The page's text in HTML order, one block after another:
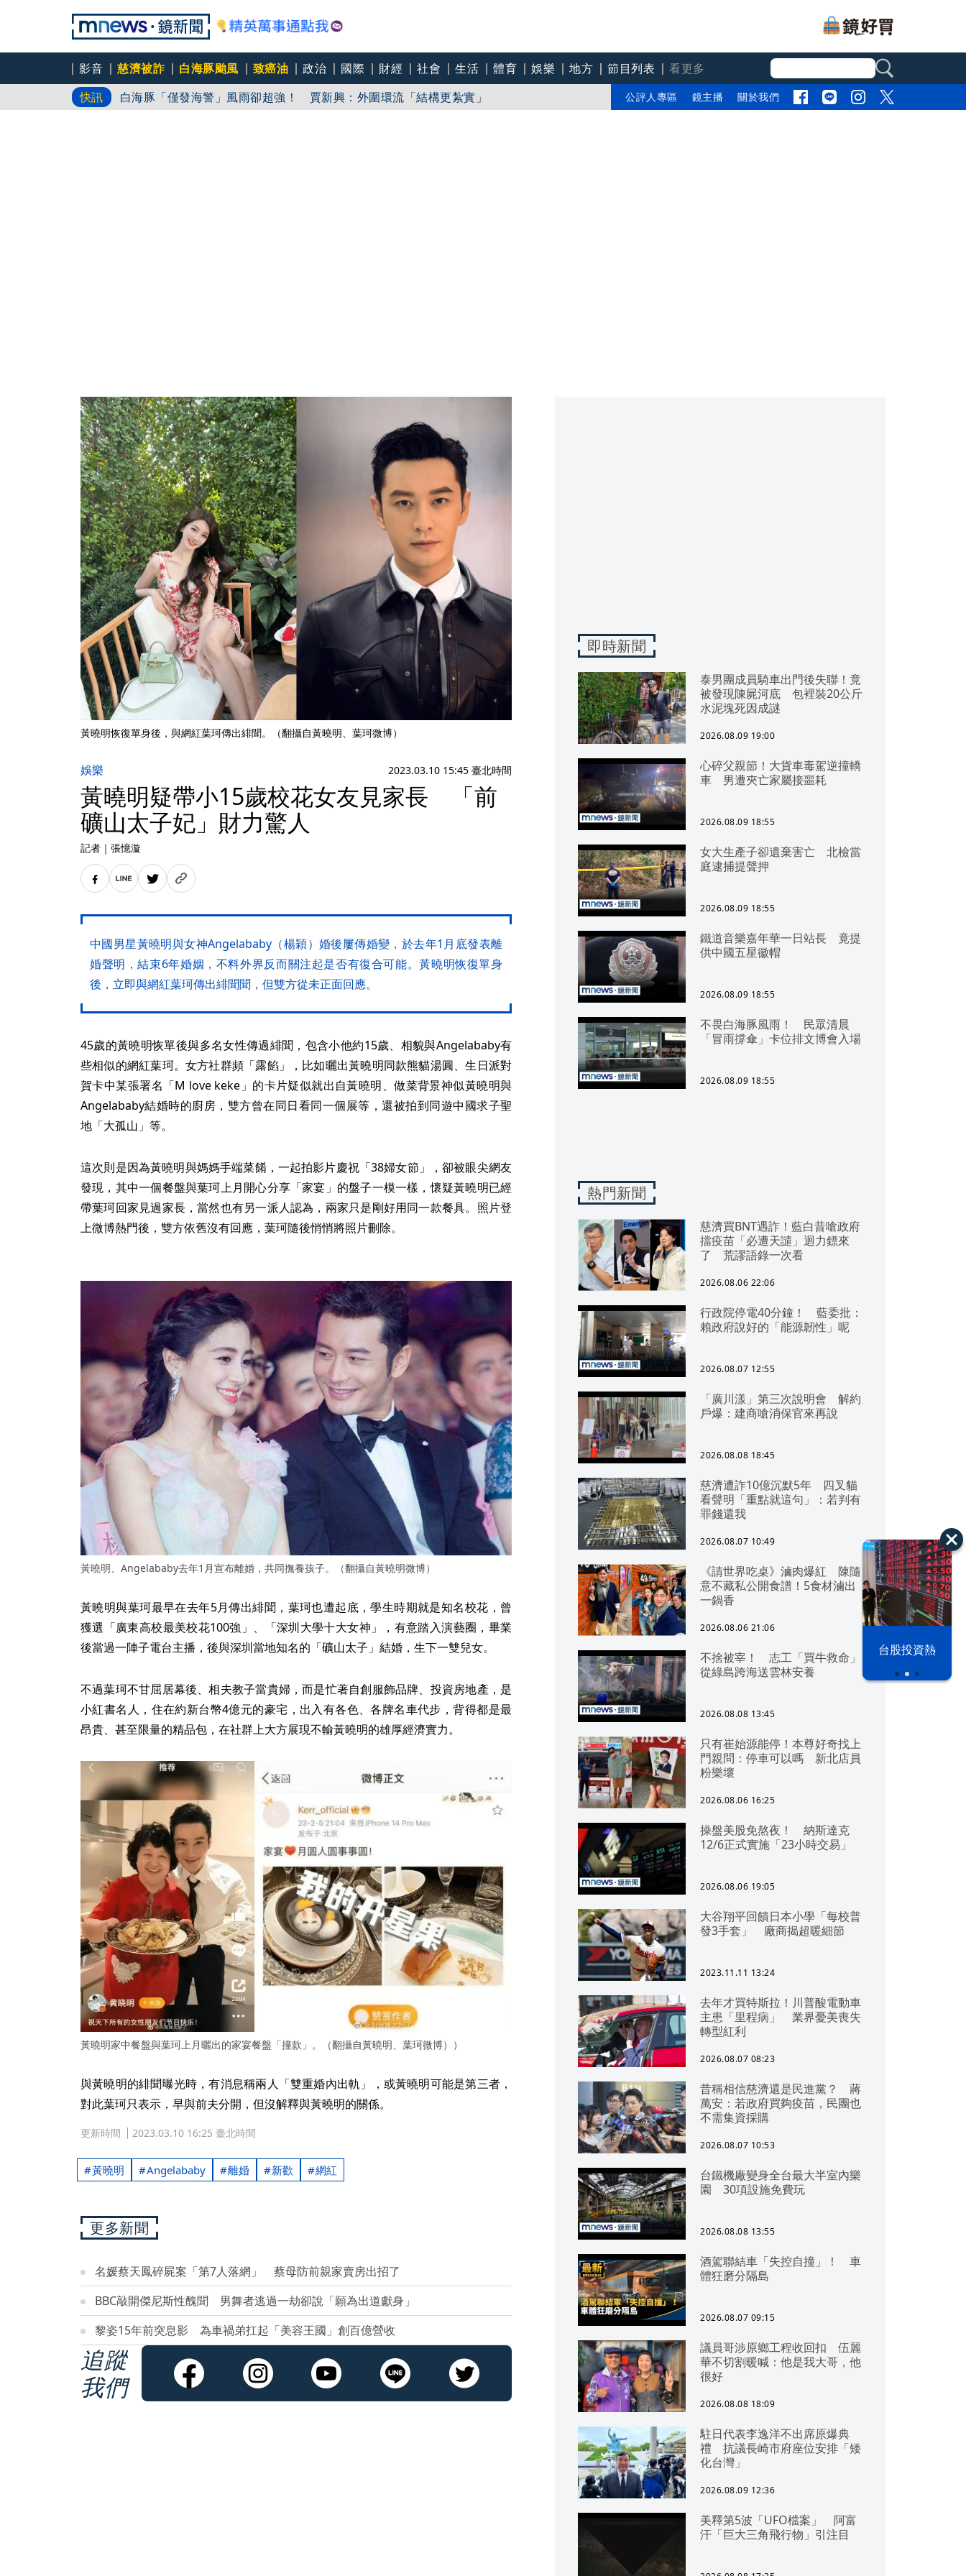
影音 慈濟被詐 白海豚颱風 致癌油 政治 國際 財經 社會 生活 體育 娛樂 地方 節目列表
看更多
快訊
白海豚「僅發海警」風雨卻超強！ 賈新興：外圍環流「結構更紮實」
蔣萬安稱「沒發陸警」不放假 沈伯洋：非唯一標準
公評人專區 鏡主播 關於我們
漢光42演習 台股投資熱
黃曉明恢復單身後，與網紅葉珂傳出緋聞。（翻攝自黃曉明、葉珂微博）
娛樂 2023.03.10 15:45 臺北時間
黃曉明疑帶小15歲校花女友見家長 「前
礦山太子妃」財力驚人
記者 ｜ 張憶漩
中國男星黃曉明與女神Angelababy（楊穎）婚後屢傳婚變，於去年1月底發表離
婚聲明，結束6年婚姻，不料外界反而關注起是否有復合可能。黃曉明恢復單身
後，立即與網紅葉珂傳出緋聞聞，但雙方從未正面回應。
45歲的黃曉明恢單後與多名女性傳過緋聞，包含小他約15歲、相貌與Angelababy有
些相似的網紅葉珂。女方社群頻「露餡」，比如曬出黃曉明同款熊貓湯圓、生日派對
賀卡中某張署名「M love keke」的卡片疑似就出自黃曉明、做菜背景神似黃曉明與
Angelababy結婚時的廚房，雙方曾在同日看同一個展等，還被拍到同遊中國求子聖
地「大孤山」等。
這次則是因為黃曉明與媽媽手端菜餚，一起拍影片慶祝「38婦女節」，卻被眼尖網友
發現，其中一個餐盤與葉珂上月開心分享「家宴」的盤子一模一樣，懷疑黃曉明已經
帶葉珂回家見過家長，當然也有另一派人認為，兩家只是剛好用同一款餐具。照片登
上微博熱門後，雙方依舊沒有回應，葉珂隨後悄悄將照片刪除。
黃曉明、Angelababy去年1月宣布離婚，共同撫養孩子。（翻攝自黃曉明微博）
黃曉明與葉珂最早在去年5月傳出緋聞，葉珂也遭起底，學生時期就是知名校花，曾
獲選「廣東高校最美校花100強」、「深圳大學十大女神」，有意踏入演藝圈，畢業
後當過一陣子電台主播，後與深圳當地知名的「礦山太子」結婚，生下一雙兒女。
不過葉珂不甘屈居幕後、相夫教子當貴婦，而是忙著自創服飾品牌、投資房地產，是
小紅書名人，住在約新台幣4億元的豪宅，出入有各色、各牌名車代步，背得都是最
昂貴、甚至限量的精品包，在社群上大方展現不輸黃曉明的雄厚經濟實力。
黃曉明家中餐盤與葉珂上月曬出的家宴餐盤「撞款」。（翻攝自黃曉明、葉珂微博））
與黃曉明的緋聞曝光時，有消息稱兩人「雙重婚內出軌」，或黃曉明可能是第三者，
對此葉珂只表示，早與前夫分開，但沒解釋與黃曉明的關係。
更新時間 2023.03.10 16:25 臺北時間
黃曉明 Angelababy 離婚 新歡 網紅
更多新聞
名媛蔡天鳳碎屍案「第7人落網」 蔡母防前親家賣房出招了
BBC敲開傑尼斯性醜聞 男舞者逃過一劫卻說「願為出道獻身」
黎姿15年前突息影 為車禍弟扛起「美容王國」創百億營收
追蹤
我們
即時新聞
泰男團成員騎車出門後失聯！竟
被發現陳屍河底 包裡裝20公斤
水泥塊死因成謎
2026.08.09 19:00
心碎父親節！大貨車毒駕逆撞轎
車 男遭夾亡家屬接噩耗
2026.08.09 18:55
女大生產子卻遺棄害亡 北檢當
庭逮捕提聲押
2026.08.09 18:55
鐵道音樂嘉年華一日站長 竟提
供中國五星徽帽
2026.08.09 18:55
不畏白海豚風雨！ 民眾清晨
「冒雨撐傘」卡位排文博會入場
2026.08.09 18:55
熱門新聞
慈濟買BNT遇詐！藍白昔嗆政府
擋疫苗「必遭天譴」迴力鏢來
了 荒謬語錄一次看
2026.08.06 22:06
行政院停電40分鐘！ 藍委批：
賴政府說好的「能源韌性」呢
2026.08.07 12:55
「廣川漾」第三次說明會 解約
戶爆：建商嗆消保官來再說
2026.08.08 18:45
慈濟遭詐10億沉默5年 四叉貓
看聲明「重點就這句」：若判有
罪錢還我
2026.08.07 10:49
《請世界吃桌》滷肉爆紅 陳隨
意不藏私公開食譜！5食材滷出
一鍋香
2026.08.06 21:06
不捨被宰！ 志工「買牛救命」
從綠島跨海送雲林安養
2026.08.08 13:45
只有崔始源能停！本尊好奇找上
門親問：停車可以嗎 新北店員
粉樂壞
2026.08.06 16:25
操盤美股免熬夜！ 納斯達克
12/6正式實施「23小時交易」
2026.08.06 19:05
大谷翔平回饋日本小學「每校普
發3手套」 廠商揭超暖細節
2023.11.11 13:24
去年才買特斯拉！川普酸電動車
主患「里程病」 業界憂美喪失
轉型紅利
2026.08.07 08:23
昔稱相信慈濟還是民進黨？ 蔣
萬安：若政府買夠疫苗，民團也
不需集資採購
2026.08.07 10:53
台鐵機廠變身全台最大半室內樂
園 30項設施免費玩
2026.08.08 13:55
酒駕聯結車「失控自撞」！ 車
體狂磨分隔島
2026.08.07 09:15
議員哥涉原鄉工程收回扣 伍麗
華不切割暖喊：他是我大哥，他
很好
2026.08.08 18:09
駐日代表李逸洋不出席原爆典
禮 抗議長崎市府座位安排「矮
化台灣」
2026.08.09 12:36
美釋第5波「UFO檔案」 阿富
汗「巨大三角飛行物」引注目